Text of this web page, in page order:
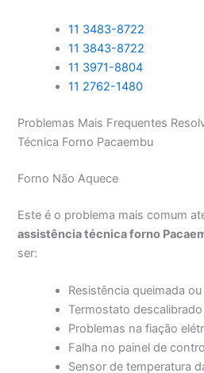
11 3483-8722
11 3843-8722
11 3971-8804
11 2762-1480
Problemas Mais Frequentes
Técnica Forno Pacaembu
Forno Não Aquece
Este é o problema mais comum
assistência técnica forno
ser:
Resistência queimada
Termostato descalibrado
Problemas na fiação
Falha no painel de
Sensor de temperatura